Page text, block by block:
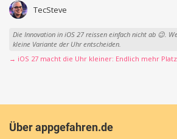
TecSteve
Die Innovation in iOS 27 reissen einfach nicht ab 😉.
kleine Variante der Uhr entscheiden.
→ iOS 27 macht die Uhr kleiner: Endlich mehr
Über appgefahren.de